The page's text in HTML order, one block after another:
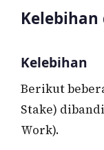
Kelebihan
Berikut
Stake)
Work).